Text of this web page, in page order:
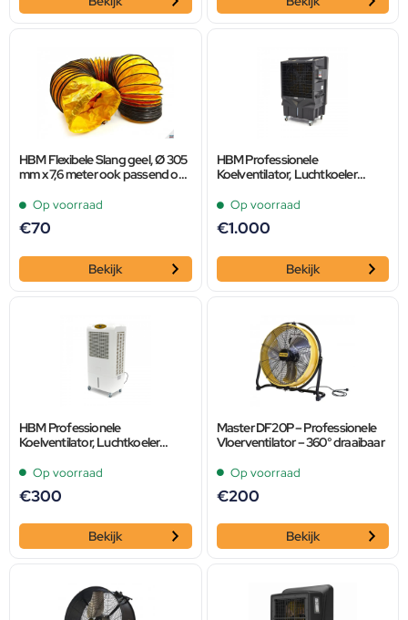
HBM Flexibele Slang geel, Ø 305
mm x 7,6 meter ook passend op
Op voorraad
€70
Bekijk
HBM Professionele
Koelventilator, Luchtkoeler
Op voorraad
€1.000
Bekijk
HBM Professionele
Koelventilator, Luchtkoeler
Op voorraad
€300
Bekijk
Master DF20P – Professionele
Vloerventilator – 360° draaibaar
Op voorraad
€200
Bekijk